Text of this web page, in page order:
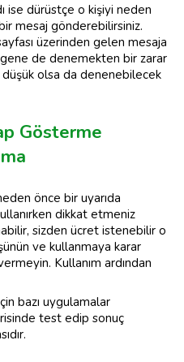
ise dürüstçe o kişiyi neden
mesaj gönderebilirsiniz.
üzerinden gelen mesaja
de denemekten bir zarar
olsa da denenebilecek
Gösterme
önce bir uyarıda
dikkat etmeniz
sizden ücret istenebilir o
ve kullanmaya karar
Kullanım ardından
bazı uygulamalar
test edip sonuç